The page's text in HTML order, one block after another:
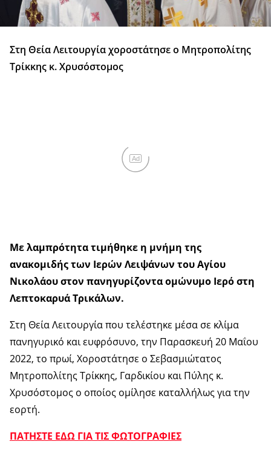
Στη Θεία Λειτουργία χοροστάτησε ο Μητροπολίτης
Τρίκκης κ. Χρυσόστομος
Ad
Με λαμπρότητα τιμήθηκε η μνήμη της
ανακομιδής των Ιερών Λειψάνων του Αγίου
Νικολάου στον πανηγυρίζοντα ομώνυμο Ιερό στη
Λεπτοκαρυά Τρικάλων.
Στη Θεία Λειτουργία που τελέστηκε μέσα σε κλίμα
πανηγυρικό και ευφρόσυνο, την Παρασκευή 20 Μαΐου
2022, το πρωί, Χοροστάτησε ο Σεβασμιώτατος
Μητροπολίτης Τρίκκης, Γαρδικίου και Πύλης κ.
Χρυσόστομος ο οποίος ομίλησε καταλλήλως για την
εορτή.
ΠΑΤΗΣΤΕ ΕΔΩ ΓΙΑ ΤΙΣ ΦΩΤΟΓΡΑΦΙΕΣ